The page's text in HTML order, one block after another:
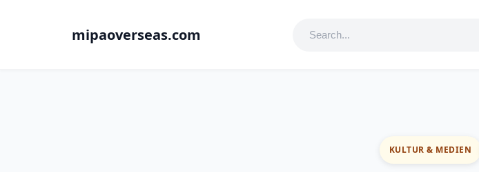
mipaoverseas.com
KULTUR & MEDIEN